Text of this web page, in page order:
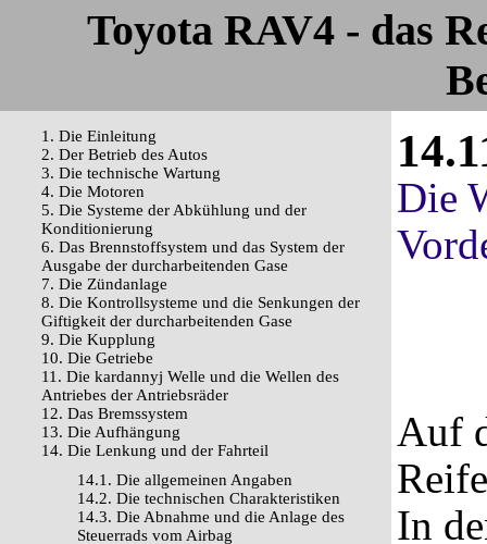
Toyota RAV4 - das
1. Die Einleitung
2. Der Betrieb des Autos
3. Die technische Wartung
4. Die Motoren
5. Die Systeme der Abkühlung und der
Konditionierung
6. Das Brennstoffsystem und das System der
Ausgabe der durcharbeitenden Gase
7. Die Zündanlage
8. Die Kontrollsysteme und die Senkungen der
Giftigkeit der durcharbeitenden Gase
9. Die Kupplung
10. Die Getriebe
11. Die kardannyj Welle und die Wellen des
Antriebes der Antriebsräder
12. Das Bremssystem
13. Die Aufhängung
14. Die Lenkung und der Fahrteil
14.1. Die allgemeinen Angaben
14.2. Die technischen Charakteristiken
14.3. Die Abnahme und die Anlage des
Steuerrads vom Airbag
Die
Auf
In